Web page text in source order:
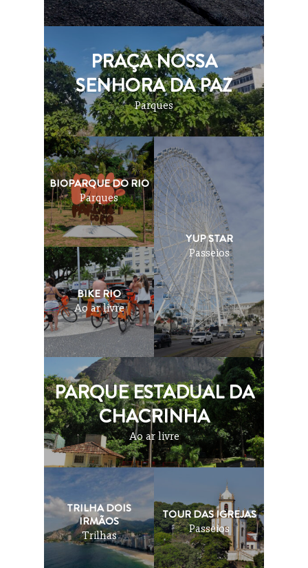
PRAÇA NOSSA
SENHORA DA PAZ
Parques
BIOPARQUE DO RIO
Parques
YUP STAR
Passeios
BIKE RIO
Ao ar livre
PARQUE ESTADUAL DA
CHACRINHA
Ao ar livre
TRILHA DOIS
IRMÃOS
Trilhas
TOUR DAS IGREJAS
Passeios